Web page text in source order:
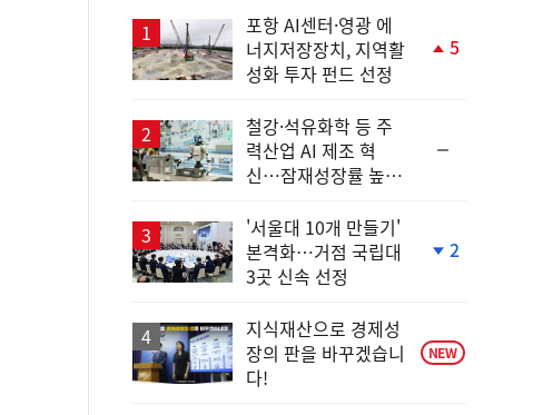
포항 AI센터·영광 에
너지저장장치, 지역활
성화 투자 펀드 선정
5
철강·석유화학 등 주
력산업 AI 제조 혁
신…잠재성장률 높인
'서울대 10개 만들기'
본격화…거점 국립대
3곳 신속 선정
2
지식재산으로 경제성
장의 판을 바꾸겠습니
다!
NEW